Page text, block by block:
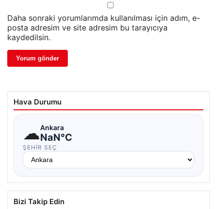
Daha sonraki yorumlarımda kullanılması için adım, e-
posta adresim ve site adresim bu tarayıcıya
kaydedilsin.
Hava Durumu
☁Ankara
NaN°C
ŞEHIR SEÇ
Bizi Takip Edin